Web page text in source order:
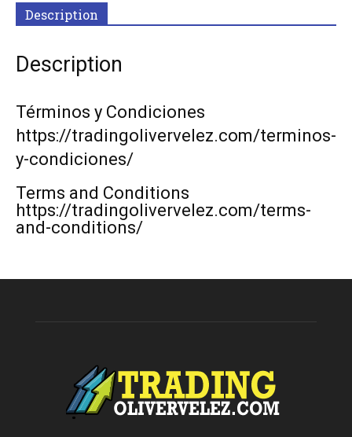
Description
Description
Términos y Condiciones
https://tradingolivervelez.com/terminos-
y-condiciones/
Terms and Conditions
https://tradingolivervelez.com/terms-
and-conditions/